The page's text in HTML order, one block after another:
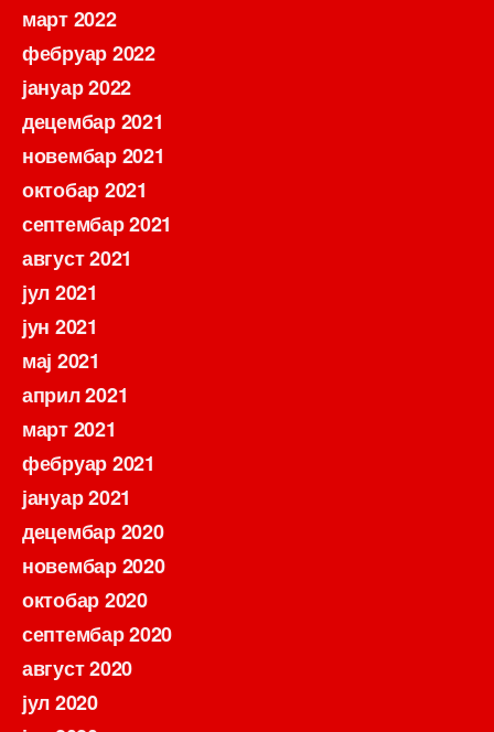
март 2022
фебруар 2022
јануар 2022
децембар 2021
новембар 2021
октобар 2021
септембар 2021
август 2021
јул 2021
јун 2021
мај 2021
април 2021
март 2021
фебруар 2021
јануар 2021
децембар 2020
новембар 2020
октобар 2020
септембар 2020
август 2020
јул 2020